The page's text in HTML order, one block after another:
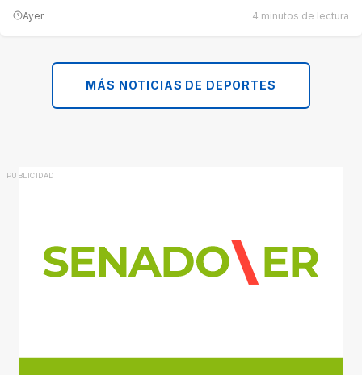
Ayer 4 minutos de lectura
MÁS NOTICIAS DE DEPORTES